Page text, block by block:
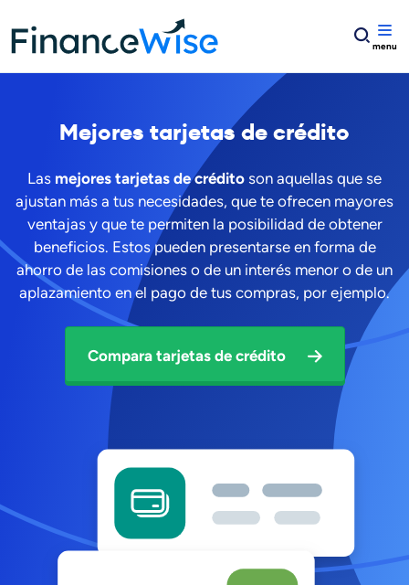
Home Tarjetas de crédito Mejores tarjetas de crédito
Mejores tarjetas de crédito
Las mejores tarjetas de crédito son aquellas que se
ajustan más a tus necesidades, que te ofrecen mayores
ventajas y que te permiten la posibilidad de obtener
beneficios. Estos pueden presentarse en forma de
ahorro de las comisiones o de un interés menor o de un
aplazamiento en el pago de tus compras, por ejemplo.
Compara tarjetas de crédito